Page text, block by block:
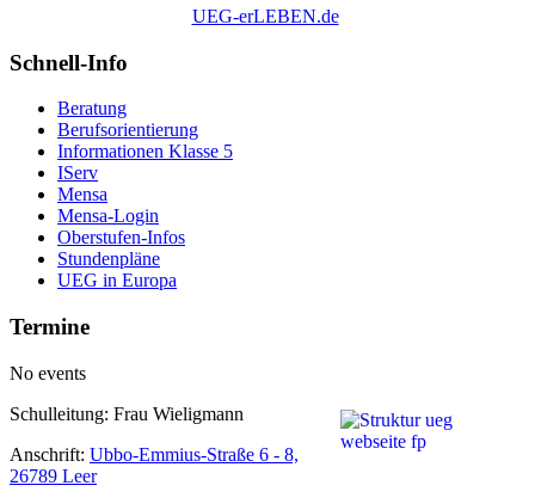
UEG-erLEBEN.de
Schnell-Info
Beratung
Berufsorientierung
Informationen Klasse 5
IServ
Mensa
Mensa-Login
Oberstufen-Infos
Stundenpläne
UEG in Europa
Termine
No events
Schulleitung: Frau Wieligmann
Anschrift: Ubbo-Emmius-Straße 6 - 8,
26789 Leer